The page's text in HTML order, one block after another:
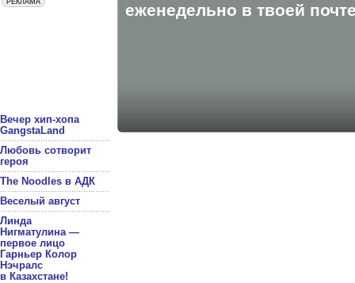
Вечер хип-хопа
GangstaLand
Любовь сотворит
героя
The Noodles в АДК
Веселый август
Линда
Нигматулина —
первое лицо
Гарньер Колор
Нэчралс
в Казахстане!
eженедельно в твоей